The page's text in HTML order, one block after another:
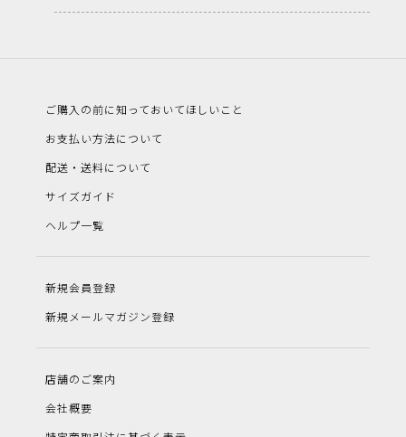
ご購入の前に知っておいてほしいこと
お支払い方法について
配送・送料について
サイズガイド
ヘルプ一覧
新規会員登録
新規メールマガジン登録
店舗のご案内
会社概要